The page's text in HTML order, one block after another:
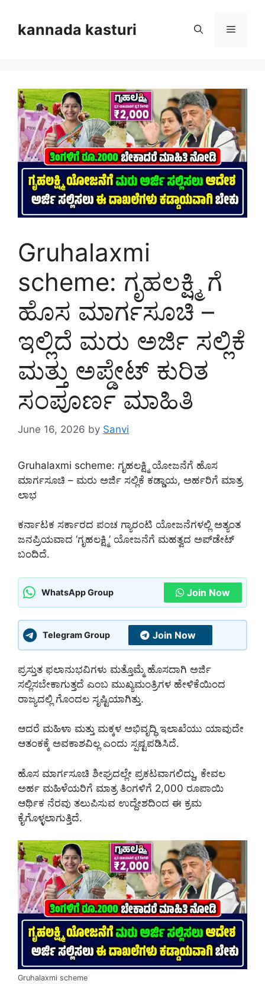
contentkannada kasturi Menu
Gruhalaxmi
scheme: ಗೃಹಲಕ್ಷ್ಮಿ ಗೆ
ಹೊಸ ಮಾರ್ಗಸೂಚಿ –
ಇಲ್ಲಿದೆ ಮರು ಅರ್ಜಿ ಸಲ್ಲಿಕೆ
ಮತ್ತು ಅಪ್ಡೇಟ್ ಕುರಿತ
ಸಂಪೂರ್ಣ ಮಾಹಿತಿ
June 16, 2026 by Sanvi
Gruhalaxmi scheme: ಗೃಹಲಕ್ಷ್ಮಿ ಯೋಜನೆಗೆ ಹೊಸ
ಮಾರ್ಗಸೂಚಿ – ಮರು ಅರ್ಜಿ ಸಲ್ಲಿಕೆ ಕಡ್ಡಾಯ, ಅರ್ಹರಿಗೆ ಮಾತ್ರ
ಲಾಭ
ಕರ್ನಾಟಕ ಸರ್ಕಾರದ ಪಂಚ ಗ್ಯಾರಂಟಿ ಯೋಜನೆಗಳಲ್ಲಿ ಅತ್ಯಂತ
ಜನಪ್ರಿಯವಾದ ‘ಗೃಹಲಕ್ಷ್ಮಿ’ ಯೋಜನೆಗೆ ಮಹತ್ವದ ಅಪ್‌ಡೇಟ್
ಬಂದಿದೆ.
WhatsApp Group Join Now
Telegram Group Join Now
ಪ್ರಸ್ತುತ ಫಲಾನುಭವಿಗಳು ಮತ್ತೊಮ್ಮೆ ಹೊಸದಾಗಿ ಅರ್ಜಿ
ಸಲ್ಲಿಸಬೇಕಾಗುತ್ತದೆ ಎಂಬ ಮುಖ್ಯಮಂತ್ರಿಗಳ ಹೇಳಿಕೆಯಿಂದ
ರಾಜ್ಯದಲ್ಲಿ ಗೊಂದಲ ಸೃಷ್ಟಿಯಾಗಿತ್ತು.
ಆದರೆ ಮಹಿಳಾ ಮತ್ತು ಮಕ್ಕಳ ಅಭಿವೃದ್ಧಿ ಇಲಾಖೆಯು ಯಾವುದೇ
ಆತಂಕಕ್ಕೆ ಅವಕಾಶವಿಲ್ಲ ಎಂದು ಸ್ಪಷ್ಟಪಡಿಸಿದೆ.
ಹೊಸ ಮಾರ್ಗಸೂಚಿ ಶೀಘ್ರದಲ್ಲೇ ಪ್ರಕಟವಾಗಲಿದ್ದು, ಕೇವಲ
ಅರ್ಹ ಮಹಿಳೆಯರಿಗೆ ಮಾತ್ರ ತಿಂಗಳಿಗೆ 2,000 ರೂಪಾಯಿ
ಆರ್ಥಿಕ ನೆರವು ತಲುಪಿಸುವ ಉದ್ದೇಶದಿಂದ ಈ ಕ್ರಮ
ಕೈಗೊಳ್ಳಲಾಗುತ್ತಿದೆ.
Gruhalaxmi scheme